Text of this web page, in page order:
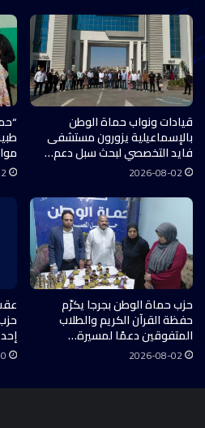
قيادات ونواب حماة الوطن
بالإسماعيلية يزورون مستشفى
فايد التخصصي لبحث سبل دعم…
2026-08-02
حزب حماة الوطن بجرجا يكرّم
حفظة القرآن الكريم والطلاب
المتفوقين دعمًا لمسيرة…
2026-08-02